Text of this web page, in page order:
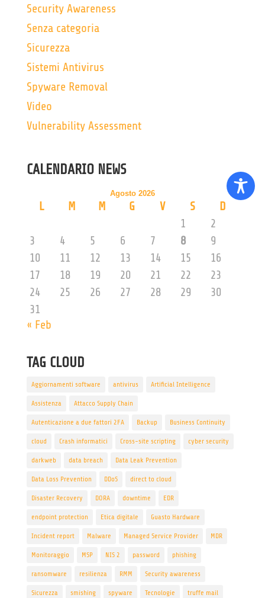
Security Awareness
Senza categoria
Sicurezza
Sistemi Antivirus
Spyware Removal
Video
Vulnerability Assessment
CALENDARIO NEWS
Agosto 2026
L M M G V S
D
1
2
3
4 5 6 7 8
9
10
11 12 13 14 15
16
17
18 19 20 21 22
23
24
25 26 27 28 29
30
31
« Feb
TAG CLOUD
Aggiornamenti software antivirus Artificial Intelligence
Assistenza Attacco Supply Chain
Autenticazione a due fattori 2FA Backup Business Continuity
cloud Crash informatici Cross-site scripting cyber security
darkweb data breach Data Leak Prevention
Data Loss Prevention DDoS direct to cloud
Disaster Recovery DORA downtime EDR
endpoint protection Etica digitale Guasto Hardware
Incident report Malware Managed Service Provider MDR
Monitoraggio MSP NIS 2 password phishing
ransomware resilienza RMM Security awareness
Sicurezza smishing spyware Tecnologie truffe mail